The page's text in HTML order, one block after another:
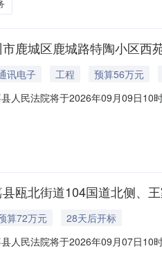
鹿城区鹿城路特陶小区
讯电子 工程
预算56万元
人民法院将于2026年09月09日10
公寓）4幢705、706室的不动产
瓯北街道104国道北侧、
算72万元
28天后开标
人民法院将于2026年09月07日10